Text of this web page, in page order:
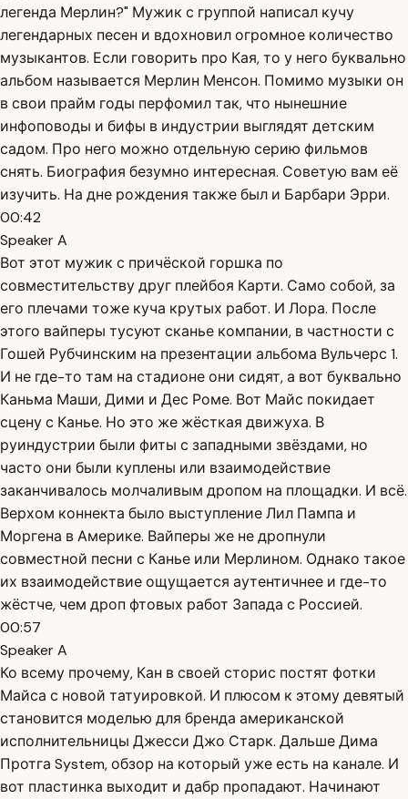
легенда Мерлин?" Мужик с группой написал кучу
легендарных песен и вдохновил огромное количество
музыкантов. Если говорить про Кая, то у него буквально
альбом называется Мерлин Менсон. Помимо музыки он
в свои прайм годы перфомил так, что нынешние
инфоповоды и бифы в индустрии выглядят детским
садом. Про него можно отдельную серию фильмов
снять. Биография безумно интересная. Советую вам её
изучить. На дне рождения также был и Барбари Эрри.
00:42
Speaker A
Вот этот мужик с причёской горшка по
совместительству друг плейбоя Карти. Само собой, за
его плечами тоже куча крутых работ. И Лора. После
этого вайперы тусуют сканье компании, в частности с
Гошей Рубчинским на презентации альбома Вульчерс 1.
И не где-то там на стадионе они сидят, а вот буквально
Каньма Маши, Дими и Дес Роме. Вот Майс покидает
сцену с Канье. Но это же жёсткая движуха. В
руиндустрии были фиты с западными звёздами, но
часто они были куплены или взаимодействие
заканчивалось молчаливым дропом на площадки. И всё.
Верхом коннекта было выступление Лил Пампа и
Моргена в Америке. Вайперы же не дропнули
совместной песни с Канье или Мерлином. Однако такое
их взаимодействие ощущается аутентичнее и где-то
жёстче, чем дроп фтовых работ Запада с Россией.
00:57
Speaker A
Ко всему прочему, Кан в своей сторис постят фотки
Майса с новой татуировкой. И плюсом к этому девятый
становится моделью для бренда американской
исполнительницы Джесси Джо Старк. Дальше Дима
Протга System, обзор на который уже есть на канале. И
вот пластинка выходит и дабр пропадают. Начинают